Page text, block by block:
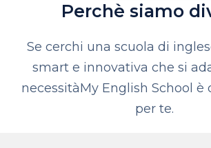
Perchè siamo
Se cerchi una scuola di
smart e innovativa che si
necessitàMy English School è
per te.